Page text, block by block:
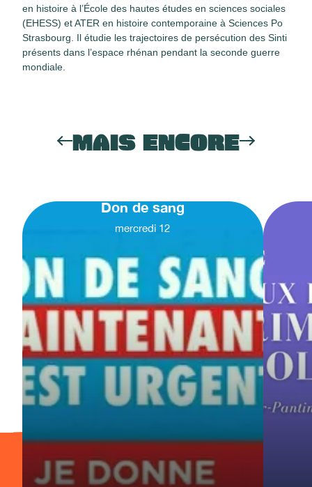
en histoire à l’École des hautes études en sciences sociales
(EHESS) et ATER en histoire contemporaine à Sciences Po
Strasbourg. Il étudie les trajectoires de persécution des Sinti
présents dans l’espace rhénan pendant la seconde guerre
mondiale.
MAIS ENCORE
Don de sang
mercredi 12